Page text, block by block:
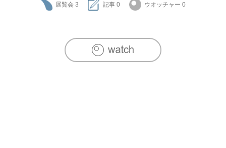
展覧会 3 記事 0 ウオッチャー 0